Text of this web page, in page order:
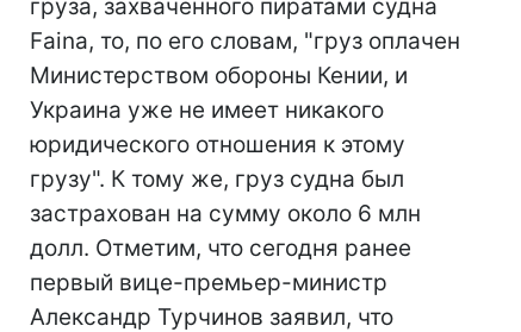
груза, захваченного пиратами судна
Faina, то, по его словам, "груз оплачен
Министерством обороны Кении, и
Украина уже не имеет никакого
юридического отношения к этому
грузу". К тому же, груз судна был
застрахован на сумму около 6 млн
долл. Отметим, что сегодня ранее
первый вице-премьер-министр
Александр Турчинов заявил, что